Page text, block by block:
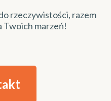
rzeczywistości, razem
marzeń!